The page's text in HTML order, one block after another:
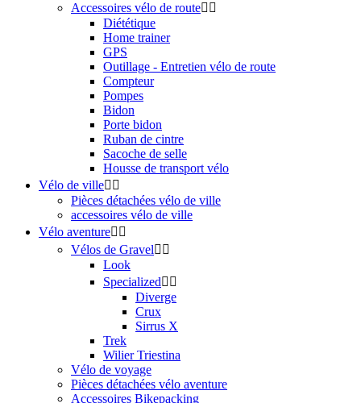
Accessoires vélo de route 
Diététique
Home trainer
GPS
Outillage - Entretien vélo de route
Compteur
Pompes
Bidon
Porte bidon
Ruban de cintre
Sacoche de selle
Housse de transport vélo
Vélo de ville 
Pièces détachées vélo de ville
accessoires vélo de ville
Vélo aventure 
Vélos de Gravel 
Look
Specialized 
Diverge
Crux
Sirrus X
Trek
Wilier Triestina
Vélo de voyage
Pièces détachées vélo aventure
Accessoires Bikepacking